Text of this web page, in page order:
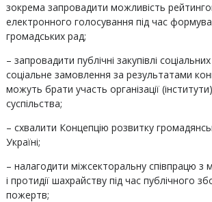
зокрема запровадити можливість
електронного голосування під час
громадських рад;
– запровадити публічні закупівлі
соціальне замовлення за результатами
можуть брати участь організації
суспільства;
– схвалити Концепцію розвитку
Україні;
– налагодити міжсекторальну співпрацю з
і протидії шахрайству під час публічного
пожертв;